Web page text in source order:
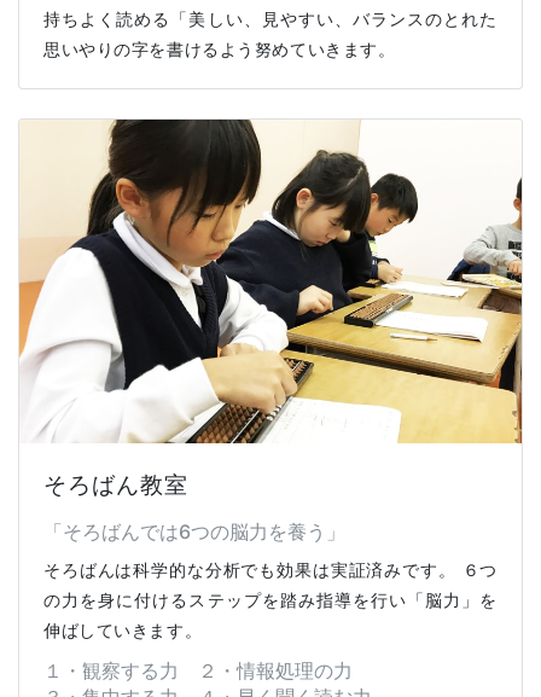
持ちよく読める「美しい、見やすい、バランスのとれた
思いやりの字を書けるよう努めていきます。
そろばん教室​
​「そろばんでは6つの脳力を養う」
そろばんは科学的な分析でも効果は実証済みです。 ６つ
の力を身に付けるステップを踏み指導を行い「脳力」を
伸ばしていきます。
１・観察する力 ２・情報処理の力